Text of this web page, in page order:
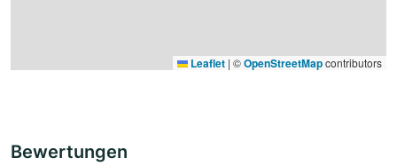
Leaflet | ©OpenStreetMapcontributors
Bewertungen